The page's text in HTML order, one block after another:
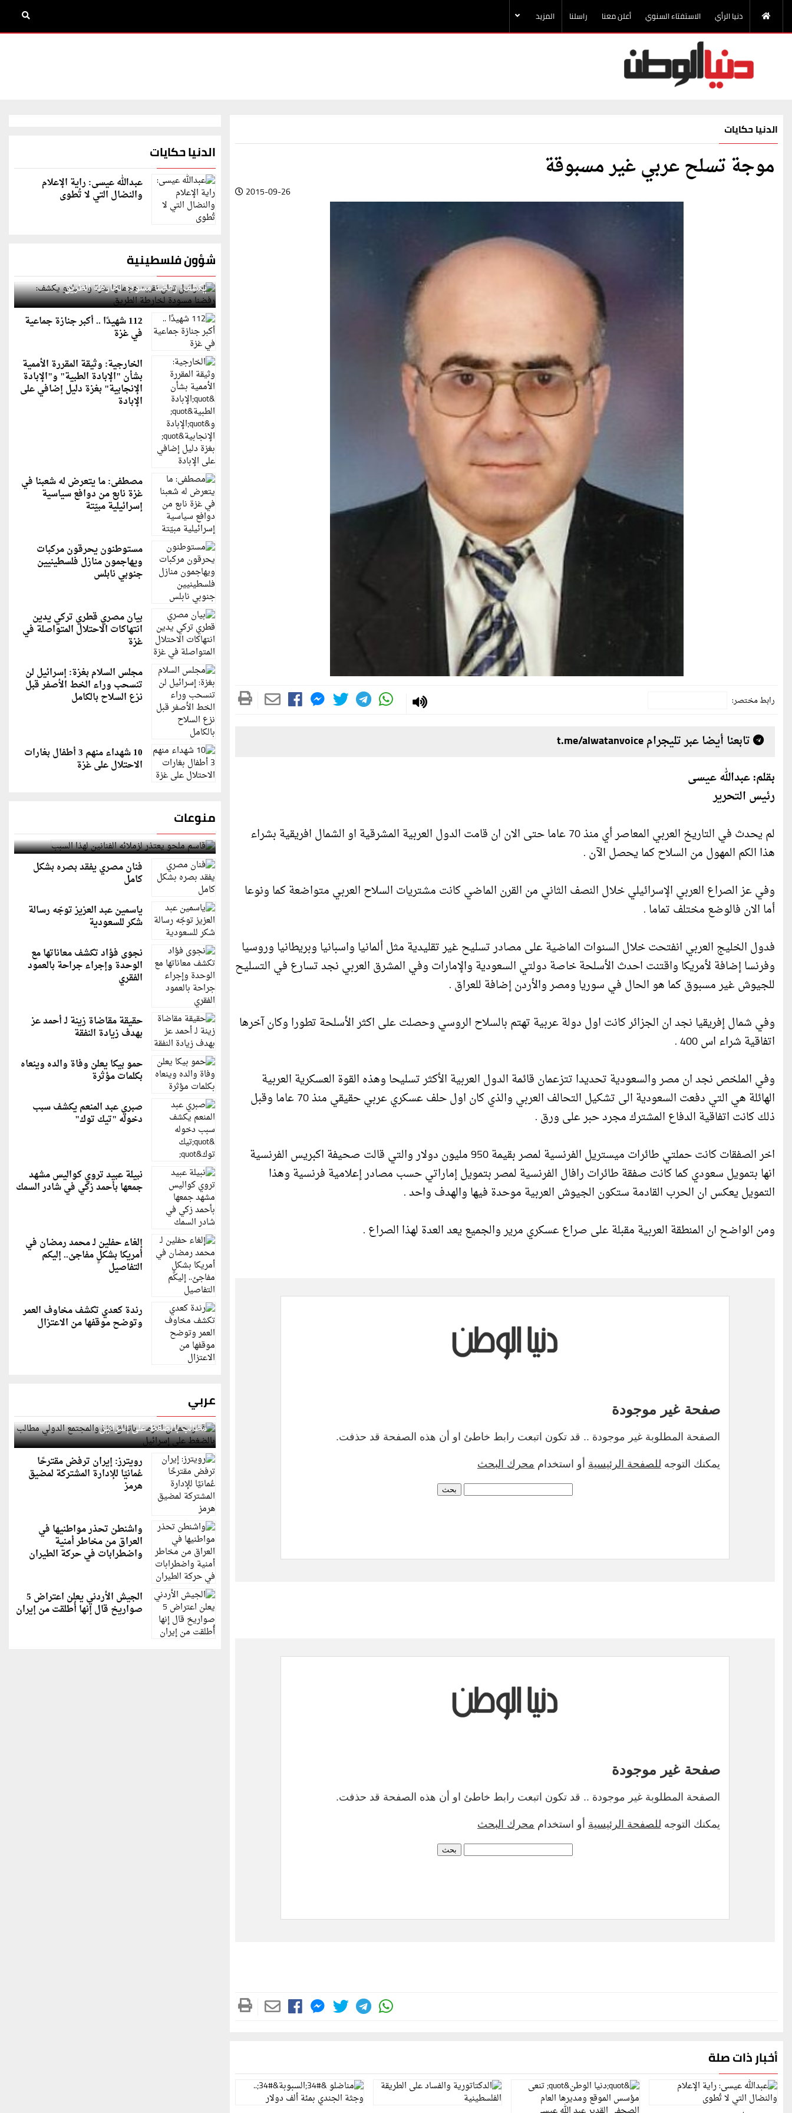
دنيا الرأي الاستفتاء السنوي أعلن معنا راسلنا المزيد
الدنيا حكايات
موجة تسلح عربي غير مسبوقة
2015-09-26
رابط مختصر:
تابعنا أيضا عبر تليجرام t.me/alwatanvoice
بقلم: عبدالله عيسى
رئيس التحرير
لم يحدث في التاريخ العربي المعاصر أي منذ 70 عاما حتى الان ان قامت الدول العربية المشرقية او الشمال افريقية بشراء
هذا الكم المهول من السلاح كما يحصل الآن .
وفي عز الصراع العربي الإسرائيلي خلال النصف الثاني من القرن الماضي كانت مشتريات السلاح العربي متواضعة كما ونوعا
أما الان فالوضع مختلف تماما .
فدول الخليج العربي انفتحت خلال السنوات الماضية على مصادر تسليح غير تقليدية مثل ألمانيا واسبانيا وبريطانيا وروسيا
وفرنسا إضافة لأمريكا واقتنت احدث الأسلحة خاصة دولتي السعودية والإمارات وفي المشرق العربي نجد تسارع في التسليح
للجيوش غير مسبوق كما هو الحال في سوريا ومصر والأردن إضافة للعراق .
وفي شمال إفريقيا نجد ان الجزائر كانت اول دولة عربية تهتم بالسلاح الروسي وحصلت على اكثر الأسلحة تطورا وكان آخرها
اتفاقية شراء اس 400 .
وفي الملخص نجد ان مصر والسعودية تحديدا تتزعمان قائمة الدول العربية الأكثر تسليحا وهذه القوة العسكرية العربية
الهائلة هي التي دفعت السعودية الى تشكيل التحالف العربي والذي كان اول حلف عسكري عربي حقيقي منذ 70 عاما وقبل
ذلك كانت اتفاقية الدفاع المشترك مجرد حبر على ورق .
اخر الصفقات كانت حملتي طائرات ميستريل الفرنسية لمصر بقيمة 950 مليون دولار والتي قالت صحيفة اكبريس الفرنسية
انها بتمويل سعودي كما كانت صفقة طائرات رافال الفرنسية لمصر بتمويل إماراتي حسب مصادر إعلامية فرنسية وهذا
التمويل يعكس ان الحرب القادمة ستكون الجيوش العربية موحدة فيها والهدف واحد .
ومن الواضح ان المنطقة العربية مقبلة على صراع عسكري مرير والجميع يعد العدة لهذا الصراع .
أخبار ذات صلة
الدنيا حكايات
عبدالله عيسى: راية الإعلام
والنضال التي لا تُطوى
شؤون فلسطينية
إسرائيل تعلن تقييد هجماتها بغزة ونتنياهو
يكشف: رفضنا مسودة لخارطة الطريق
112 شهيدًا .. أكبر جنازة جماعية
في غزة
الخارجية: وثيقة المقررة الأممية
بشأن "الإبادة الطبية" و"الإبادة
الإنجابية" بغزة دليل إضافي على
الإبادة
مصطفى: ما يتعرض له شعبنا في
غزة نابع من دوافع سياسية
إسرائيلية مبيّتة
مستوطنون يحرقون مركبات
ويهاجمون منازل فلسطينيين
جنوبي نابلس
بيان مصري قطري تركي يدين
انتهاكات الاحتلال المتواصلة في
غزة
مجلس السلام بغزة: إسرائيل لن
تنسحب وراء الخط الأصفر قبل
نزع السلاح بالكامل
10 شهداء منهم 3 أطفال بغارات
الاحتلال على غزة
منوعات
قاسم ملحو يعتذر لزملائه الفنانين لهذا السبب
فنان مصري يفقد بصره بشكل
كامل
ياسمين عبد العزيز توجّه رسالة
شكر للسعودية
نجوى فؤاد تكشف معاناتها مع
الوحدة وإجراء جراحة بالعمود
الفقري
حقيقة مقاضاة زينة لـ أحمد عز
بهدف زيادة النفقة
حمو بيكا يعلن وفاة والده وينعاه
بكلمات مؤثرة
صبري عبد المنعم يكشف سبب
دخوله "تيك توك"
نبيلة عبيد تروي كواليس مشهد
جمعها بأحمد زكي في شادر السمك
إلغاء حفلين لـ محمد رمضان في
أمريكا بشكلٍ مفاجئ.. إليكم
التفاصيل
رندة كعدي تكشف مخاوف العمر
وتوضح موقفها من الاعتزال
عربي
قطر: حماس التزمت باتفاق غزة والمجتمع الدولي
مطالب بالضغط على إسرائيل
رويترز: إيران ترفض مقترحًا
عُمانيًا للإدارة المشتركة لمضيق
هرمز
واشنطن تحذر مواطنيها في
العراق من مخاطر أمنية
واضطرابات في حركة الطيران
الجيش الأردني يعلن اعتراض 5
صواريخ قال إنها أُطلقت من إيران